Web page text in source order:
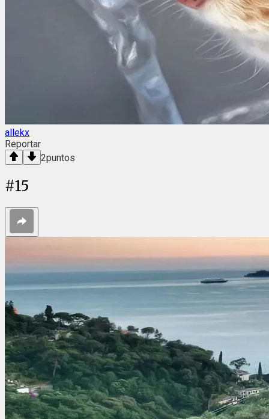
allekx
Reportar
2puntos
#15